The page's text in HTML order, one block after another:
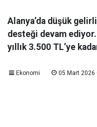
Alanya’da düşük
desteği devam
yıllık 3.500 TL’ye
Ekonomi 05 Mart 2026